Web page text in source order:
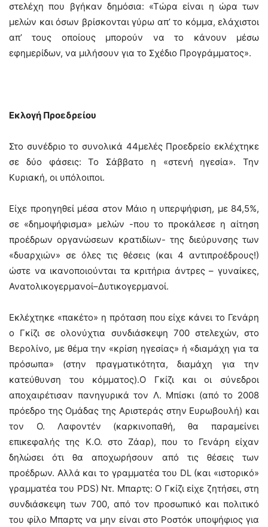
στελέχη που βγήκαν δημόσια: «Τώρα είναι η ώρα των
μελών και όσων βρίσκονται γύρω απ’ το κόμμα, ελάχιστοι
απ’ τους οποίους μπορούν να το κάνουν μέσω
εφημερίδων, να μιλήσουν για το Σχέδιο Προγράμματος».
Εκλογή Προεδρείου
Στο συνέδριο το συνολικά 44μελές Προεδρείο εκλέχτηκε
σε δύο φάσεις: Το Σάββατο η «στενή ηγεσία». Την
Κυριακή, οι υπόλοιποι.
Είχε προηγηθεί μέσα στον Μάιο η υπερψήφιση, με 84,5%,
σε «δημοψήφισμα» μελών -που το προκάλεσε η αίτηση
προέδρων οργανώσεων κρατιδίων- της διεύρυνσης των
«δυαρχιών» σε όλες τις θέσεις (και 4 αντιπροέδρους!)
ώστε να ικανοποιούνται τα κριτήρια άντρες – γυναίκες,
Ανατολικογερμανοί–Δυτικογερμανοί.
Εκλέχτηκε «πακέτο» η πρόταση που είχε κάνει το Γενάρη
ο Γκίζι σε ολονύχτια συνδιάσκεψη 700 στελεχών, στο
Βερολίνο, με θέμα την «κρίση ηγεσίας» ή «διαμάχη για τα
πρόσωπα» (στην πραγματικότητα, διαμάχη για την
κατεύθυνση του κόμματος).Ο Γκίζι και οι σύνεδροι
αποχαιρέτισαν πανηγυρικά τον Λ. Μπίσκι (από το 2008
πρόεδρο της Ομάδας της Αριστεράς στην Ευρωβουλή) και
τον Ο. Λαφοντέν (καρκινοπαθή, θα παραμείνει
επικεφαλής της Κ.Ο. στο Ζάαρ), που το Γενάρη είχαν
δηλώσει ότι θα αποχωρήσουν από τις θέσεις των
προέδρων. Αλλά και το γραμματέα του DL (και «ιστορικό»
γραμματέα του PDS) Ντ. Μπαρτς: Ο Γκίζι είχε ζητήσει, στη
συνδιάσκεψη των 700, από τον προσωπικό και πολιτικό
του φίλο Μπαρτς να μην είναι στο Ροστόκ υποψήφιος για